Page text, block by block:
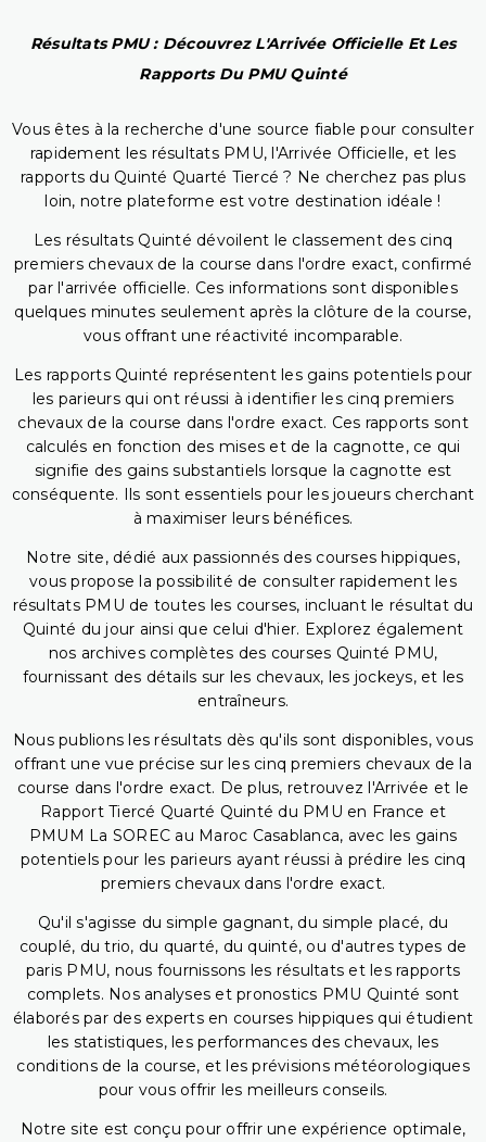
Résultats PMU : Découvrez L'Arrivée Officielle Et Les
Rapports Du PMU Quinté
Vous êtes à la recherche d'une source fiable pour consulter
rapidement les résultats PMU, l'Arrivée Officielle, et les
rapports du Quinté Quarté Tiercé ? Ne cherchez pas plus
loin, notre plateforme est votre destination idéale !
Les résultats Quinté dévoilent le classement des cinq
premiers chevaux de la course dans l'ordre exact, confirmé
par l'arrivée officielle. Ces informations sont disponibles
quelques minutes seulement après la clôture de la course,
vous offrant une réactivité incomparable.
Les rapports Quinté représentent les gains potentiels pour
les parieurs qui ont réussi à identifier les cinq premiers
chevaux de la course dans l'ordre exact. Ces rapports sont
calculés en fonction des mises et de la cagnotte, ce qui
signifie des gains substantiels lorsque la cagnotte est
conséquente. Ils sont essentiels pour les joueurs cherchant
à maximiser leurs bénéfices.
Notre site, dédié aux passionnés des courses hippiques,
vous propose la possibilité de consulter rapidement les
résultats PMU de toutes les courses, incluant le résultat du
Quinté du jour ainsi que celui d'hier. Explorez également
nos archives complètes des courses Quinté PMU,
fournissant des détails sur les chevaux, les jockeys, et les
entraîneurs.
Nous publions les résultats dès qu'ils sont disponibles, vous
offrant une vue précise sur les cinq premiers chevaux de la
course dans l'ordre exact. De plus, retrouvez l'Arrivée et le
Rapport Tiercé Quarté Quinté du PMU en France et
PMUM La SOREC au Maroc Casablanca, avec les gains
potentiels pour les parieurs ayant réussi à prédire les cinq
premiers chevaux dans l'ordre exact.
Qu'il s'agisse du simple gagnant, du simple placé, du
couplé, du trio, du quarté, du quinté, ou d'autres types de
paris PMU, nous fournissons les résultats et les rapports
complets. Nos analyses et pronostics PMU Quinté sont
élaborés par des experts en courses hippiques qui étudient
les statistiques, les performances des chevaux, les
conditions de la course, et les prévisions météorologiques
pour vous offrir les meilleurs conseils.
Notre site est conçu pour offrir une expérience optimale,